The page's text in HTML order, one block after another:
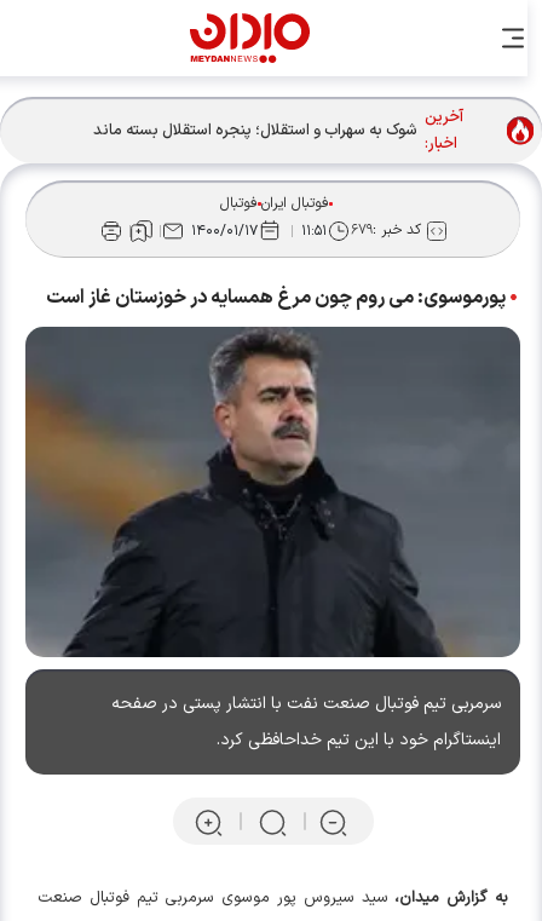
آخرین
اخبار:
شوک به سهراب و استقلال؛ پنجره استقلال بسته ماند
فوتبال ایرانفوتبال
کد خبر :۶۷۹ ۱۱:۵۱ ۱۴۰۰/۰۱/۱۷
پورموسوی: می روم چون مرغ همسایه در خوزستان غاز است
سرمربی تیم فوتبال صنعت نفت با انتشار پستی در صفحه
اینستاگرام خود با این تیم خداحافظی کرد.
به گزارش میدان،سید سیروس پور موسوی سرمربی تیم فوتبال صنعت